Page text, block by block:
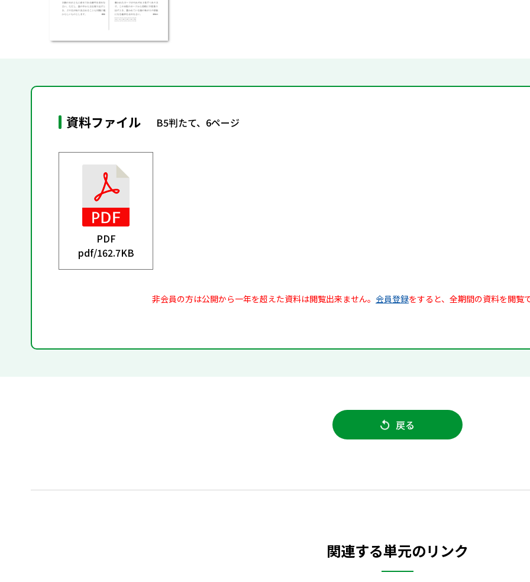
資料ファイル B5判たて、6ページ
PDF
pdf/162.7KB
非会員の方は公開から一年を超えた資料は閲覧出来ません。 会員登録をすると、全期間の資料を閲覧
戻る
関連する単元のリンク